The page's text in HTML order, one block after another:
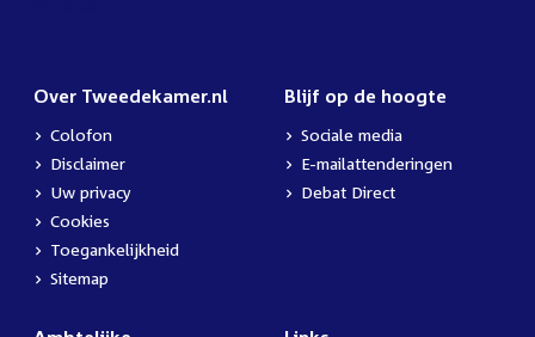
Over Tweedekamer.nl
Colofon
Disclaimer
Uw privacy
Cookies
Toegankelijkheid
Sitemap
Blijf op de hoogte
Sociale media
E-mailattenderingen
Debat Direct